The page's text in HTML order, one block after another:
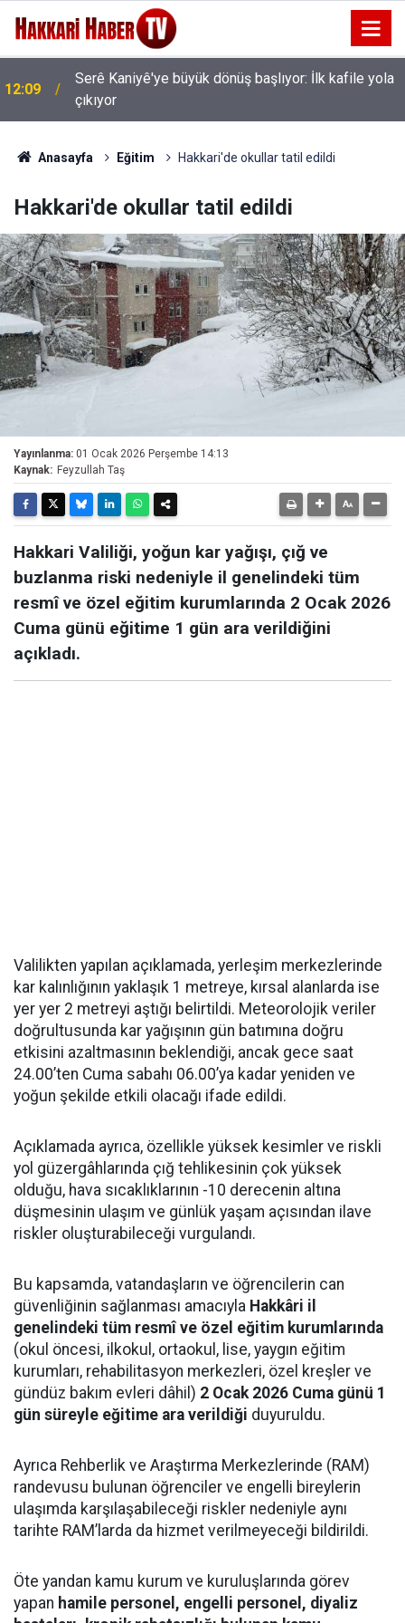
12:09
Serê Kaniyê'ye büyük dönüş başlıyor: İlk kafile yola
çıkıyor
AK Parti Hakkâri Teşkilatı Esendere'de kadınlarla
buluştu
Anasayfa Eğitim Hakkari'de okullar tatil edildi
Hakkari'de okullar tatil edildi
Yayınlanma: 01 Ocak 2026 Perşembe 14:13
Kaynak: Feyzullah Taş
Hakkari Valiliği, yoğun kar yağışı, çığ ve
buzlanma riski nedeniyle il genelindeki tüm
resmî ve özel eğitim kurumlarında 2 Ocak 2026
Cuma günü eğitime 1 gün ara verildiğini
açıkladı.
Valilikten yapılan açıklamada, yerleşim merkezlerinde
kar kalınlığının yaklaşık 1 metreye, kırsal alanlarda ise
yer yer 2 metreyi aştığı belirtildi. Meteorolojik veriler
doğrultusunda kar yağışının gün batımına doğru
etkisini azaltmasının beklendiği, ancak gece saat
24.00’ten Cuma sabahı 06.00’ya kadar yeniden ve
yoğun şekilde etkili olacağı ifade edildi.
Açıklamada ayrıca, özellikle yüksek kesimler ve riskli
yol güzergâhlarında çığ tehlikesinin çok yüksek
olduğu, hava sıcaklıklarının -10 derecenin altına
düşmesinin ulaşım ve günlük yaşam açısından ilave
riskler oluşturabileceği vurgulandı.
Bu kapsamda, vatandaşların ve öğrencilerin can
güvenliğinin sağlanması amacıyla Hakkâri il
genelindeki tüm resmî ve özel eğitim kurumlarında
(okul öncesi, ilkokul, ortaokul, lise, yaygın eğitim
kurumları, rehabilitasyon merkezleri, özel kreşler ve
gündüz bakım evleri dâhil) 2 Ocak 2026 Cuma günü 1
gün süreyle eğitime ara verildiği duyuruldu.
Ayrıca Rehberlik ve Araştırma Merkezlerinde (RAM)
randevusu bulunan öğrenciler ve engelli bireylerin
ulaşımda karşılaşabileceği riskler nedeniyle aynı
tarihte RAM’larda da hizmet verilmeyeceği bildirildi.
Öte yandan kamu kurum ve kuruluşlarında görev
yapan hamile personel, engelli personel, diyaliz